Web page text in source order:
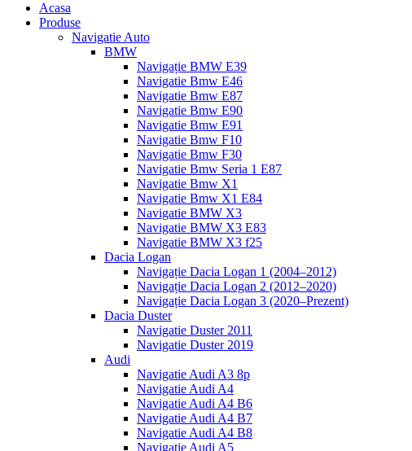
Acasa
Produse
Navigatie Auto
BMW
Navigație BMW E39
Navigatie Bmw E46
Navigatie Bmw E87
Navigatie Bmw E90
Navigatie Bmw E91
Navigatie Bmw F10
Navigatie Bmw F30
Navigatie Bmw Seria 1 E87
Navigatie Bmw X1
Navigatie Bmw X1 E84
Navigatie BMW X3
Navigatie BMW X3 E83
Navigatie BMW X3 f25
Dacia Logan
Navigație Dacia Logan 1 (2004–2012)
Navigație Dacia Logan 2 (2012–2020)
Navigație Dacia Logan 3 (2020–Prezent)
Dacia Duster
Navigatie Duster 2011
Navigatie Duster 2019
Audi
Navigatie Audi A3 8p
Navigatie Audi A4
Navigatie Audi A4 B6
Navigatie Audi A4 B7
Navigatie Audi A4 B8
Navigatie Audi A5